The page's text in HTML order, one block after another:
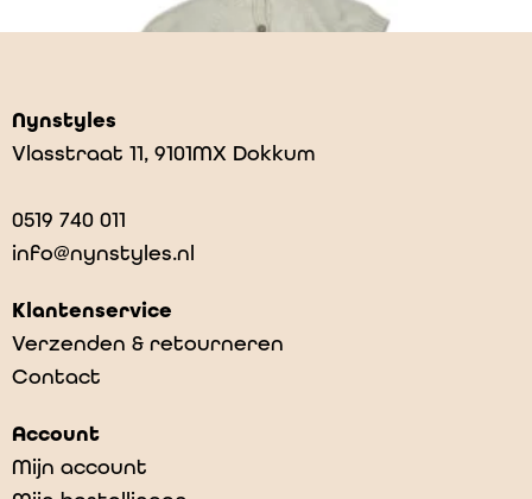
€29,95
Nynstyles
Vlasstraat 11, 9101MX Dokkum
0519 740 011
info@nynstyles.nl
Klantenservice
Verzenden & retourneren
Contact
Account
Mijn account